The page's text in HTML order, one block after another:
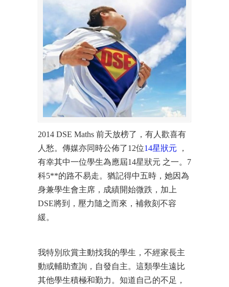
2014 DSE Maths 前天放榜了，有人歡喜有
人愁。傳媒亦同時公佈了12位14星狀元 ，
有幸其中一位學生為應屆14星狀元 之一。7
科5**的路不易走。猶記得中五時，她因為
身兼學生會主席，成績開始微跌，加上
DSE將到，壓力隨之而來，補救刻不容
緩。
我特別欣賞主動找我的學生，不經家長主
動或輔助查詢，自發自主。這類學生遠比
其他學生積極和勤力。知道自己的不足，